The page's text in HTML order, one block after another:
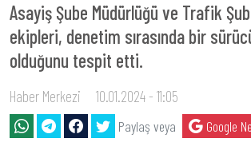
Asayiş Şube Müdürlüğü ve Trafik
ekipleri, denetim sırasında bir
olduğunu tespit etti.
Haber Merkezi 10.01.2024 - 11:05
Paylaş veya Google